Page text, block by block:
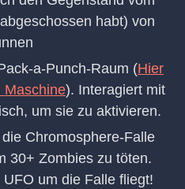
habt) von
a-Punch-Raum (Hier
Maschine). Interagiert mit
um sie zu aktivieren.
Chromosphere-Falle
30+ Zombies zu töten.
um die Falle fliegt!